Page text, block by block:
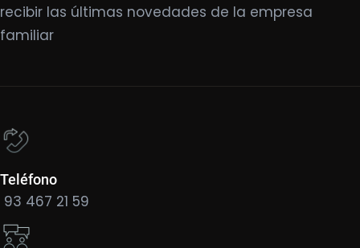
recibir las últimas novedades de la empresa
familiar
Teléfono
93 467 21 59